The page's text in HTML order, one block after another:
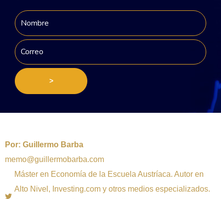
>
Por: Guillermo Barba
memo@guillermobarba.com
Máster en Economía de la Escuela Austríaca. Autor en
Alto Nivel, Investing.com y otros medios especializados.